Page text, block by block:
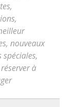
,
,
, nouveaux
spéciales,
réserver à